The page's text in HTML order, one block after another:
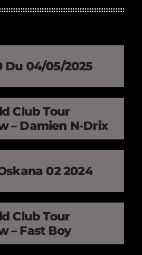
Du 04/05/2025
Club Tour
– Damien N-Drix
02 2024
Club Tour
– Fast Boy